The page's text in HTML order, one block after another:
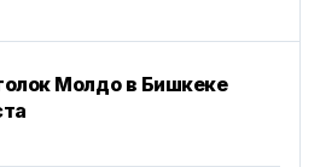
Молдо в Бишкеке